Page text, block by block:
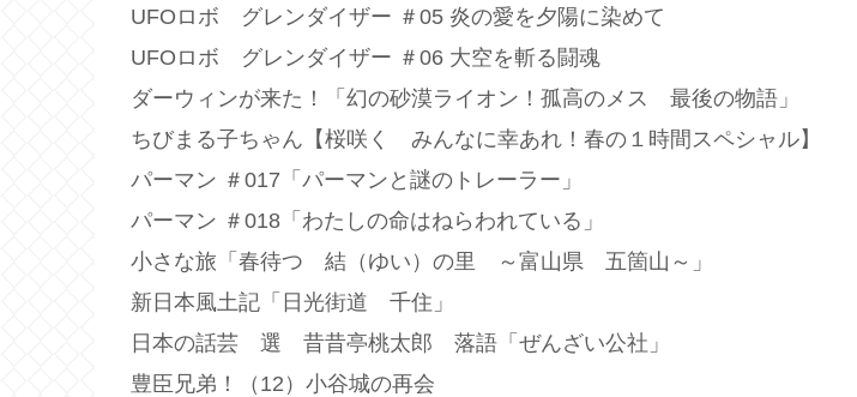
UFOロボ グレンダイザー ＃05 炎の愛を夕陽に染めて
UFOロボ グレンダイザー ＃06 大空を斬る闘魂
ダーウィンが来た！「幻の砂漠ライオン！孤高のメス 最後の物語」
ちびまる子ちゃん【桜咲く みんなに幸あれ！春の１時間スペシャル】
パーマン ＃017「パーマンと謎のトレーラー」
パーマン ＃018「わたしの命はねらわれている」
小さな旅「春待つ 結（ゆい）の里 ～富山県 五箇山～」
新日本風土記「日光街道 千住」
日本の話芸 選 昔昔亭桃太郎 落語「ぜんざい公社」
豊臣兄弟！（12）小谷城の再会